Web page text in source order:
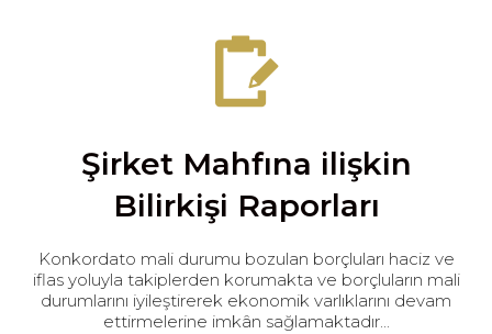
Şirket Mahfına ilişkin
Bilirkişi Raporları
Konkordato mali durumu bozulan borçluları haciz ve
iflas yoluyla takiplerden korumakta ve borçluların mali
durumlarını iyileştirerek ekonomik varlıklarını devam
ettirmelerine imkân sağlamaktadır...